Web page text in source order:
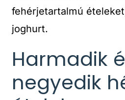
fehérjetartalmú
joghurt.
Harmadik
negyedik